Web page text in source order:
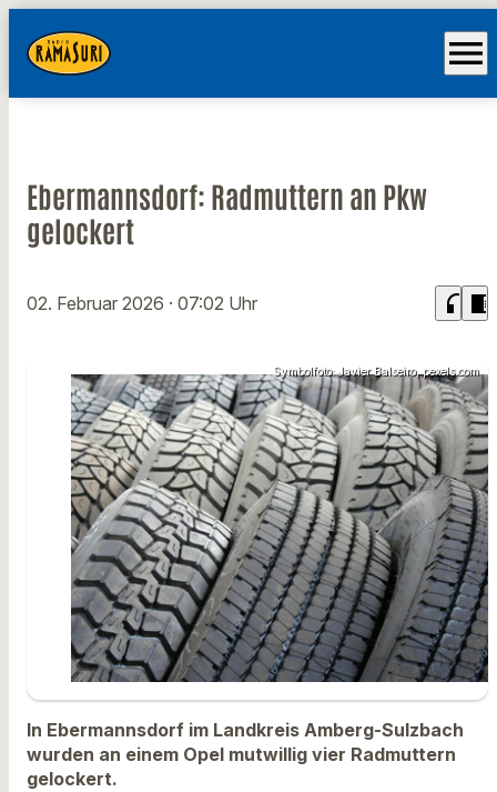
menu
Ebermannsdorf: Radmuttern an Pkw
gelockert
02. Februar 2026 · 07:02 Uhr headphones chrome_reader_mode
Symbolfoto: Javier Balseiro, pexels.com
In Ebermannsdorf im Landkreis Amberg-Sulzbach
wurden an einem Opel mutwillig vier Radmuttern
gelockert.